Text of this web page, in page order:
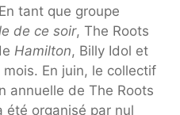
tant que groupe
de ce soir, The Roots
Hamilton, Billy Idol et
En juin, le collectif
annuelle de The Roots
été organisé par nul